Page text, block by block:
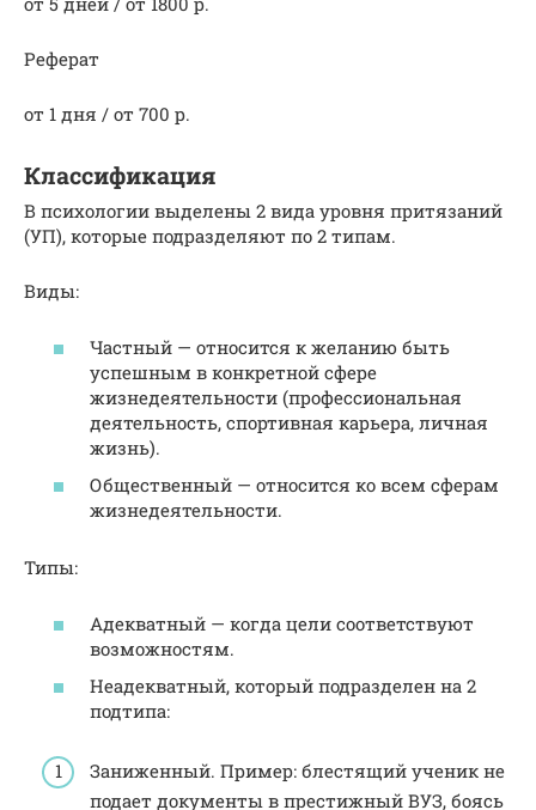
Реферат
от 1 дня / от 700 р.
Классификация
В психологии выделены 2 вида уровня притязаний
(УП), которые подразделяют по 2 типам.
Виды:
Частный — относится к желанию быть
успешным в конкретной сфере
жизнедеятельности (профессиональная
деятельность, спортивная карьера, личная
жизнь).
Общественный — относится ко всем сферам
жизнедеятельности.
Типы:
Адекватный — когда цели соответствуют
возможностям.
Неадекватный, который подразделен на 2
подтипа:
Заниженный. Пример: блестящий ученик не
подает документы в престижный ВУЗ, боясь